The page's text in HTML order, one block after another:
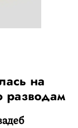
на
разводам